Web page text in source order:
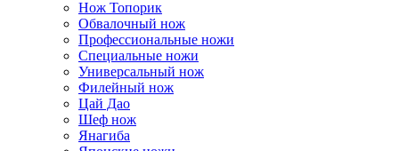
Нож Топорик
Обвалочный нож
Профессиональные ножи
Специальные ножи
Универсальный нож
Филейный нож
Цай Дао
Шеф нож
Янагиба